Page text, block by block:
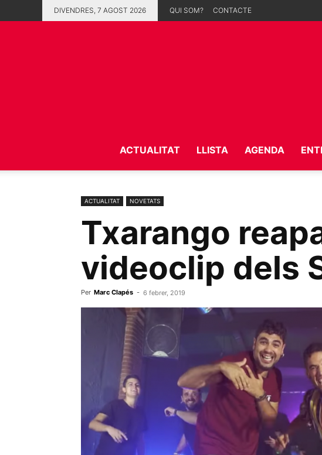
DIVENDRES, 7 AGOST 2026 QUI SOM? CONTACTE
ACTUALITAT LLISTA AGENDA
ACTUALITAT NOVETATS
Txarango
videoclip dels
Per Marc Clapés - 6 febrer, 2019